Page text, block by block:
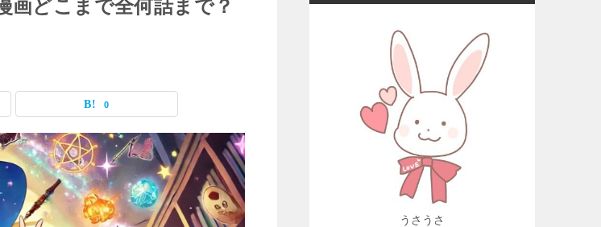
画どこまで全何話まで？
0
うさうさ